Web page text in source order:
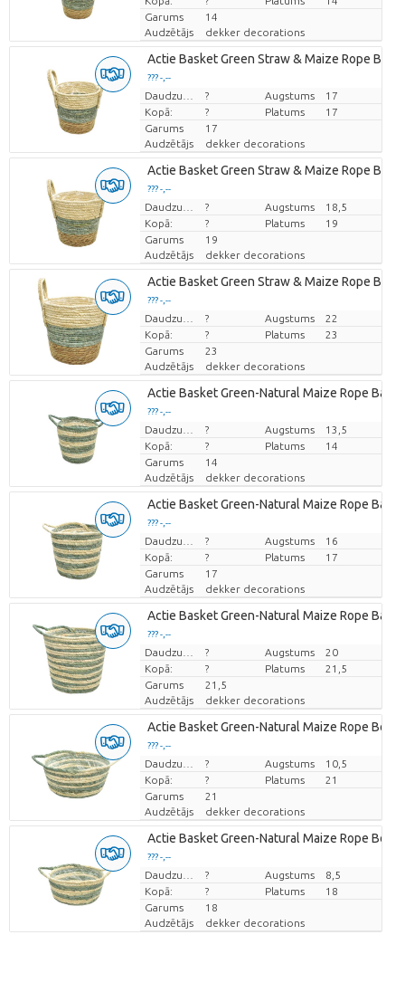
Garums
14
Audzētājs
dekker decorations
Actie Basket Green Straw & Maize Rope
??? -,--
Cena par vienību
? Augstums
17
Kopā:
? Platums
17
Garums
17
Audzētājs
dekker decorations
Actie Basket Green Straw & Maize Rope
??? -,--
Cena par vienību
? Augstums
18,5
Kopā:
? Platums
19
Garums
19
Audzētājs
dekker decorations
Actie Basket Green Straw & Maize Rope
??? -,--
Cena par vienību
? Augstums
22
Kopā:
? Platums
23
Garums
23
Audzētājs
dekker decorations
Actie Basket Green-Natural Maize Rope
??? -,--
Cena par vienību
? Augstums
13,5
Kopā:
? Platums
14
Garums
14
Audzētājs
dekker decorations
Actie Basket Green-Natural Maize Rope
??? -,--
Cena par vienību
? Augstums
16
Kopā:
? Platums
17
Garums
17
Audzētājs
dekker decorations
Actie Basket Green-Natural Maize Rope
??? -,--
Cena par vienību
? Augstums
20
Kopā:
? Platums
21,5
Garums
21,5
Audzētājs
dekker decorations
Actie Basket Green-Natural Maize Rope Bowl
??? -,--
Cena par vienību
? Augstums
10,5
Kopā:
? Platums
21
Garums
21
Audzētājs
dekker decorations
Actie Basket Green-Natural Maize Rope Bowl
??? -,--
Cena par vienību
? Augstums
8,5
Kopā:
? Platums
18
Garums
18
Audzētājs
dekker decorations